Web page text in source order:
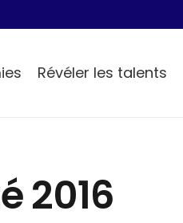
Révéler les talents
2016